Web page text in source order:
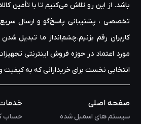
باشد. از این رو تلاش می‌کنیم تا با تأمین
تخصصی ، پشتیبانی پاسخ‌گو و ارسال سریع ،
کاربران رقم بزنیم.چشم‌انداز ما تبدیل
مورد اعتماد در حوزه‌ فروش اینترنتی
انتخابی نخست برای خریدارانی که به
صفحه اصلی
سیستم های اسمبل شده
خدمات
حساب